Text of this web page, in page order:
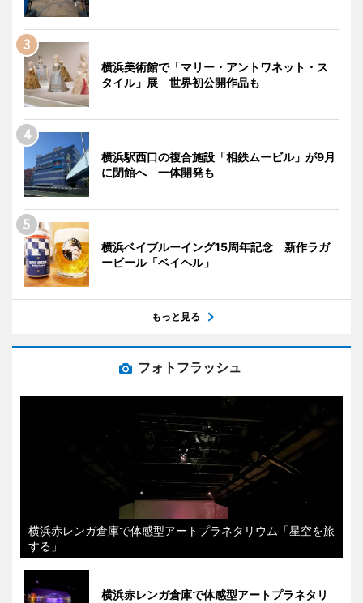
横浜美術館で「マリー・アントワネット・ス
タイル」展 世界初公開作品も
横浜駅西口の複合施設「相鉄ムービル」が9月
に閉館へ 一体開発も
横浜ベイブルーイング15周年記念 新作ラガ
ービール「ベイヘル」
もっと見る
フォトフラッシュ
横浜赤レンガ倉庫で体感型アートプラネタリウム「星空を旅
する」
横浜赤レンガ倉庫で体感型アートプラネタリ